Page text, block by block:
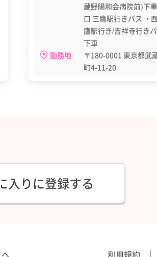
蔵野陽和会病院前)下
口 三鷹駅行きバス ・
鷹駅行き/吉祥寺行き
下車
勤務地
〒180-0001 東京都武
町4-11-20
入りに登録する
利用規約